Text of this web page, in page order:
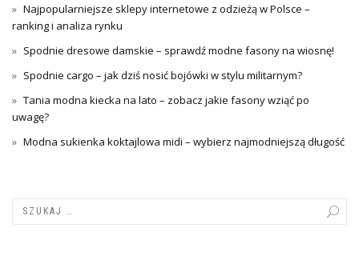
Najpopularniejsze sklepy internetowe z odzieżą w Polsce –
ranking i analiza rynku
Spodnie dresowe damskie – sprawdź modne fasony na wiosnę!
Spodnie cargo – jak dziś nosić bojówki w stylu militarnym?
Tania modna kiecka na lato – zobacz jakie fasony wziąć po
uwagę?
Modna sukienka koktajlowa midi – wybierz najmodniejszą długość